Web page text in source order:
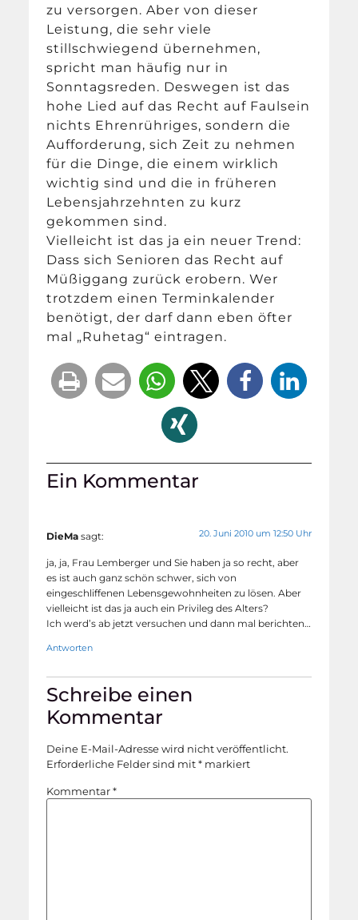
zu versorgen. Aber von dieser
Leistung, die sehr viele
stillschwiegend übernehmen,
spricht man häufig nur in
Sonntagsreden. Deswegen ist das
hohe Lied auf das Recht auf Faulsein
nichts Ehrenrühriges, sondern die
Aufforderung, sich Zeit zu nehmen
für die Dinge, die einem wirklich
wichtig sind und die in früheren
Lebensjahrzehnten zu kurz
gekommen sind.
Vielleicht ist das ja ein neuer Trend:
Dass sich Senioren das Recht auf
Müßiggang zurück erobern. Wer
trotzdem einen Terminkalender
benötigt, der darf dann eben öfter
mal „Ruhetag“ eintragen.
Ein Kommentar
DieMa sagt: 20. Juni 2010 um 12:50 Uhr
ja, ja, Frau Lemberger und Sie haben ja so recht, aber
es ist auch ganz schön schwer, sich von
eingeschliffenen Lebensgewohnheiten zu lösen. Aber
vielleicht ist das ja auch ein Privileg des Alters?
Ich werd’s ab jetzt versuchen und dann mal berichten…
Antworten
Schreibe einen
Kommentar
Deine E-Mail-Adresse wird nicht veröffentlicht.
Erforderliche Felder sind mit* markiert
Kommentar*